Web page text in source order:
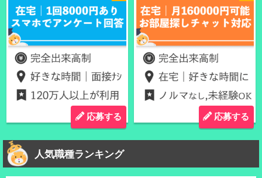
応募する 応募する
人気職種ランキング